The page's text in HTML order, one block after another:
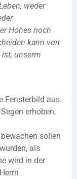
weder
Hohes noch
kann von
unserm
Fensterbild aus.
erhoben.
sollen
als
wird in der